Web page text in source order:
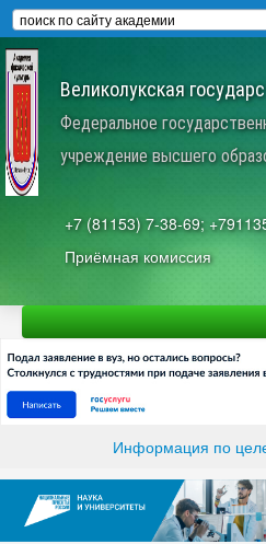
Великолукская
Федеральное
учреждение высшего
+7 (81153) 7-38-69;
Приёмная комиссия
Информация по